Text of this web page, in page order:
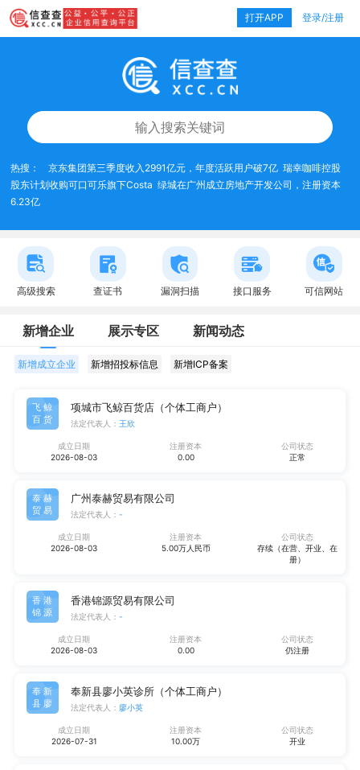
打开APP 登录/注册
热搜： 京东集团第三季度收入2991亿元，年度活跃用户破7亿 瑞幸咖啡控股
股东计划收购可口可乐旗下Costa 绿城在广州成立房地产开发公司，注册资本
6.23亿
高级搜索 查证书 漏洞扫描 接口服务 可信网站
新增企业 展示专区 新闻动态
新增成立企业 新增招投标信息 新增ICP备案
飞鲸
百货
项城市飞鲸百货店（个体工商户）
法定代表人： 王欣
成立日期
2026-08-03
注册资本
0.00
公司状态
正常
泰赫
贸易
广州泰赫贸易有限公司
法定代表人： -
成立日期
2026-08-03
注册资本
5.00万人民币
公司状态
存续（在营、开业、在
册）
香港
锦源
香港锦源贸易有限公司
法定代表人： -
成立日期
2026-08-03
注册资本
0.00
公司状态
仍注册
奉新
县廖
奉新县廖小英诊所（个体工商户）
法定代表人： 廖小英
成立日期
2026-07-31
注册资本
10.00万
公司状态
开业